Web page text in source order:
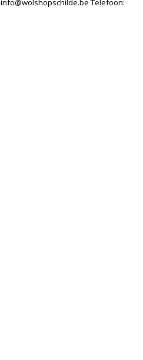
info@wolshopschilde.beTelefoon: